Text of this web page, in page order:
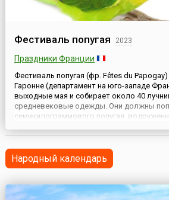
Фестиваль попугая 2023
Праздники Франции
Фестиваль попугая (фр. Fêtes du
Гаронне (департамент на юго-западе
выходные мая и собирает около 40
средневековые одежды. Они должны
семикилограммового попугая,
становится королем праздника.
сред...
Народный календарь